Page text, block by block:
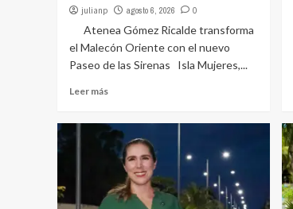
julianp agosto 6, 2026 0
Atenea Gómez Ricalde transforma
el Malecón Oriente con el nuevo
Paseo de las Sirenas Isla Mujeres,...
Leer más